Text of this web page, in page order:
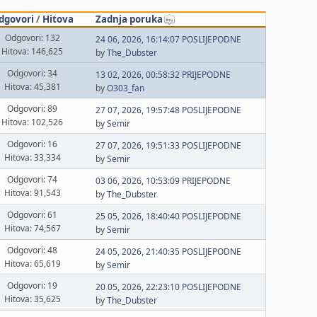
/ Hitova Zadnja poruka
Odgovori: 132
Hitova: 146,625
24 06, 2026, 16:14:07 POSLIJEPODNE
byThe_Dubster
Odgovori: 34
Hitova: 45,381
13 02, 2026, 00:58:32 PRIJEPODNE
byO303_fan
Odgovori: 89
Hitova: 102,526
27 07, 2026, 19:57:48 POSLIJEPODNE
bySemir
Odgovori: 16
Hitova: 33,334
27 07, 2026, 19:51:33 POSLIJEPODNE
bySemir
Odgovori: 74
Hitova: 91,543
03 06, 2026, 10:53:09 PRIJEPODNE
byThe_Dubster
Odgovori: 61
Hitova: 74,567
25 05, 2026, 18:40:40 POSLIJEPODNE
bySemir
Odgovori: 48
Hitova: 65,619
24 05, 2026, 21:40:35 POSLIJEPODNE
bySemir
Odgovori: 19
Hitova: 35,625
20 05, 2026, 22:23:10 POSLIJEPODNE
byThe_Dubster